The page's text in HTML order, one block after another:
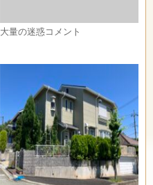
大量の迷惑コメント